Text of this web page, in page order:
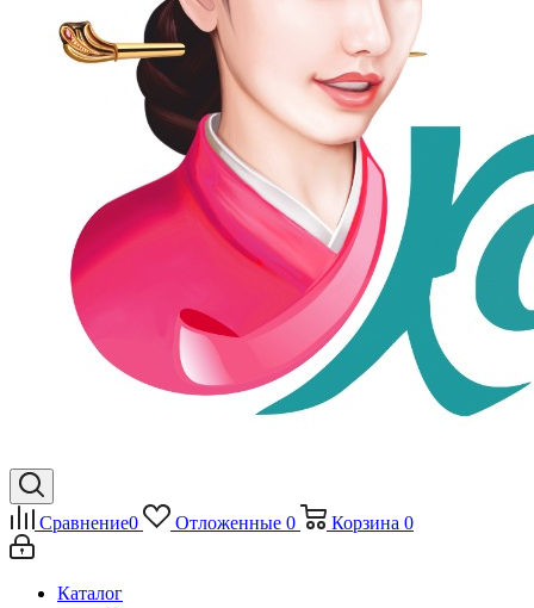
Сравнение0 Отложенные 0 Корзина 0
Каталог